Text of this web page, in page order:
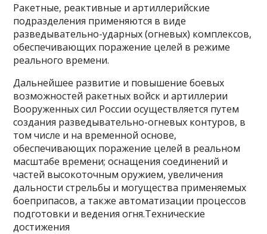
Ракетные, реактивные и артиллерийские
подразделения применяются в виде
разведывательно-ударных (огневых) комплексов,
обеспечивающих поражение целей в режиме
реального времени.
Дальнейшее развитие и повышение боевых
возможностей ракетных войск и артиллерии
Вооруженных сил России осуществляется путем
создания разведывательно-огневых контуров, в
том числе и на временной основе,
обеспечивающих поражение целей в реальном
масштабе времени; оснащения соединений и
частей высокоточным оружием, увеличения
дальности стрельбы и могущества применяемых
боеприпасов, а также автоматизации процессов
подготовки и ведения огня.Технические
достижения